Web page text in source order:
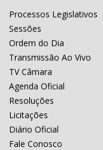
Processos Legislativos
Sessões
Ordem do Dia
Transmissão Ao Vivo
TV Câmara
Agenda Oficial
Resoluções
Licitações
Diário Oficial
Fale Conosco